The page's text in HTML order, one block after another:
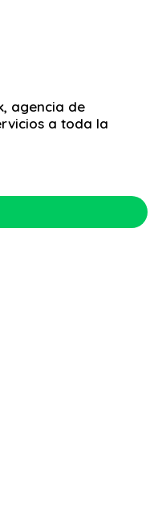
agencia de
a toda la